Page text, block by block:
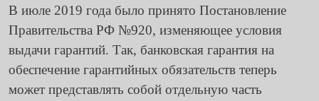
В июле 2019 года было принято Постановление
Правительства РФ №920, изменяющее условия
выдачи гарантий. Так, банковская гарантия на
обеспечение гарантийных обязательствтеперь
может представлять собой отдельную часть